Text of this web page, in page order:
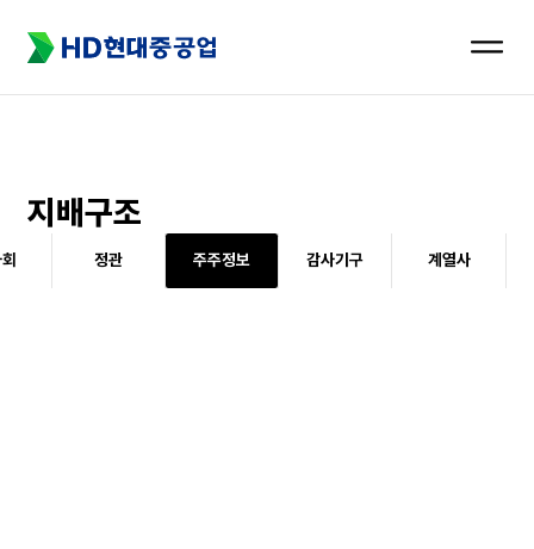
메뉴
열기
지배구조
정관 주주정보 감사기구 계열사